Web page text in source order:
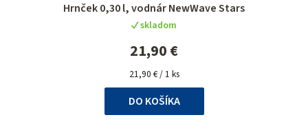
Hrnček 0,30 l, vodnár NewWave Stars
skladom
21,90 €
Jednotková
cena:
21,90 € / 1 ks
DO KOŠÍKA